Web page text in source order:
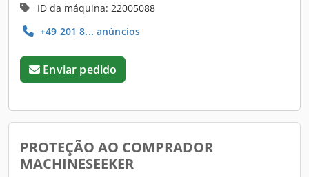
ID da máquina: 22005088
+49 201 8... anúncios
Enviar pedido
PROTEÇÃO AO COMPRADOR
MACHINESEEKER